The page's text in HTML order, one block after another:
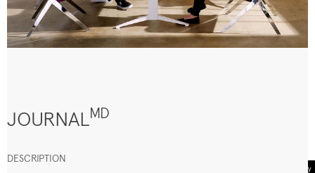
JOURNALMD
DESCRIPTION